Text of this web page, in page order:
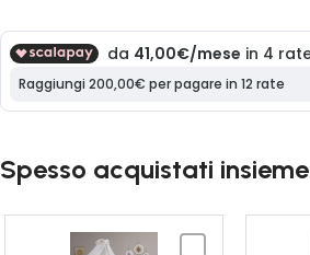
Spesso acquistati insieme